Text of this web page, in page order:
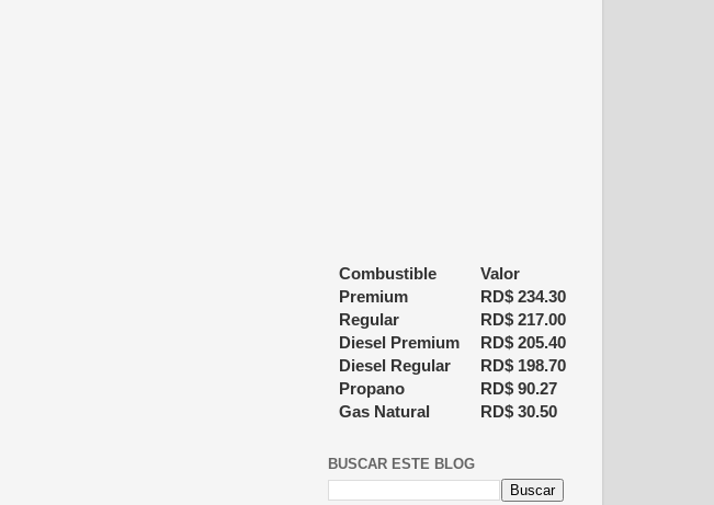
Combustible
Valor
Premium
RD$ 234.30
Regular
RD$ 217.00
Diesel Premium
RD$ 205.40
Diesel Regular
RD$ 198.70
Propano
RD$ 90.27
Gas Natural
RD$ 30.50
BUSCAR ESTE BLOG